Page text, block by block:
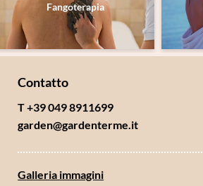
Fangoterapia
Contatto
T +39 049 8911699
garden@gardenterme.it
Galleria immagini
*campi obbligatori
Invia